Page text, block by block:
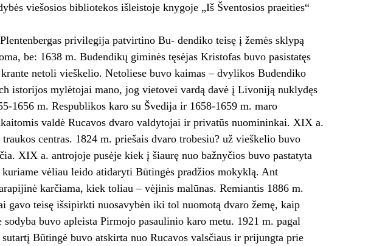
viešosios bibliotekos išleistoje knygoje „Iš Šventosios praeities“
privilegija patvirtino Bu- dendiko teisę į žemės sklypą
be: 1638 m. Budendikų giminės tęsėjas Kristofas buvo pasistatęs
netoli vieškelio. Netoliese buvo kaimas – dvylikos Budendiko
istorijos mylėtojai mano, jog vietovei vardą davė į Livoniją nuklydęs
1656 m. Respublikos karo su Švedija ir 1658-1659 m. maro
valdė Rucavos dvaro valdytojai ir privatūs nuomininkai. XIX a.
centras. 1824 m. priešais dvaro trobesiu? už vieškelio buvo
XIX a. antrojoje pusėje kiek į šiaurę nuo bažnyčios buvo pastatyta
kuriame vėliau leido atidaryti Būtingės pradžios mokyklą. Ant
karčiama, kiek toliau – vėjinis malūnas. Remian­tis 1886 m.
gavo teisę išsipirkti nuosa­vybėn iki tol nuomotą dvaro žemę, kaip
buvo apleista Pirmojo pasaulinio karo metu. 1921 m. pagal
Būtingė buvo atskirta nuo Rucavos valsčiaus ir prijung­ta prie